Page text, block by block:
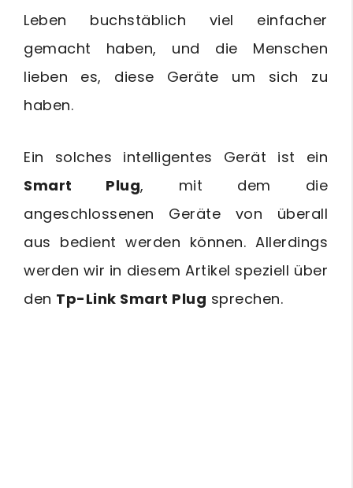
Leben buchstäblich viel einfacher
gemacht haben, und die Menschen
lieben es, diese Geräte um sich zu
haben.
Ein solches intelligentes Gerät ist ein
Smart Plug, mit dem die
angeschlossenen Geräte von überall
aus bedient werden können. Allerdings
werden wir in diesem Artikel speziell über
den Tp-Link Smart Plug sprechen.